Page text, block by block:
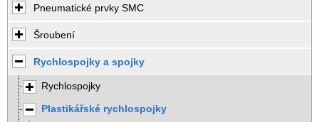
Pneumatické prvky SMC
Šroubení
Rychlospojky a spojky
Rychlospojky
Plastikářské rychlospojky